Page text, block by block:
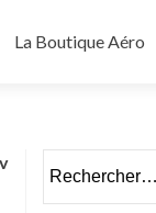
La Boutique Aéro